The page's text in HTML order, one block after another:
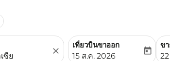
close
เที่ยวบินขาออก
fc-booking-departure-
15 ส.ค. 2026
today
ข